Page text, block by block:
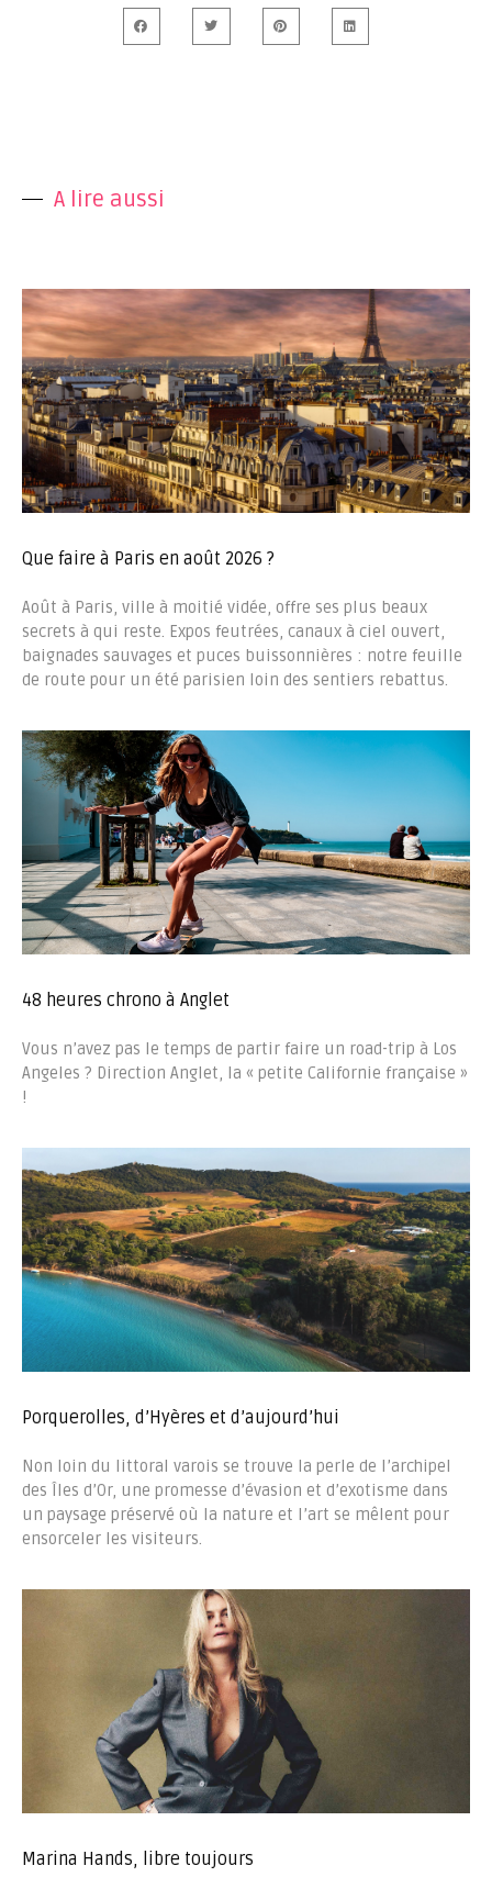
A lire aussi
Que faire à Paris en août 2026 ?
Août à Paris, ville à moitié vidée, offre ses plus beaux
secrets à qui reste. Expos feutrées, canaux à ciel ouvert,
baignades sauvages et puces buissonnières : notre feuille
de route pour un été parisien loin des sentiers rebattus.
48 heures chrono à Anglet
Vous n’avez pas le temps de partir faire un road-trip à Los
Angeles ? Direction Anglet, la « petite Californie française »
!
Porquerolles, d’Hyères et d’aujourd’hui
Non loin du littoral varois se trouve la perle de l’archipel
des Îles d’Or, une promesse d’évasion et d’exotisme dans
un paysage préservé où la nature et l’art se mêlent pour
ensorceler les visiteurs.
Marina Hands, libre toujours